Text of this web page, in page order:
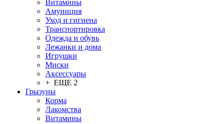
Витамины
Амуниция
Уход и гигиена
Транспортировка
Одежда и обувь
Лежанки и дома
Игрушки
Миски
Аксессуары
+ ЕЩЕ 2
Грызуны
Корма
Лакомства
Витамины